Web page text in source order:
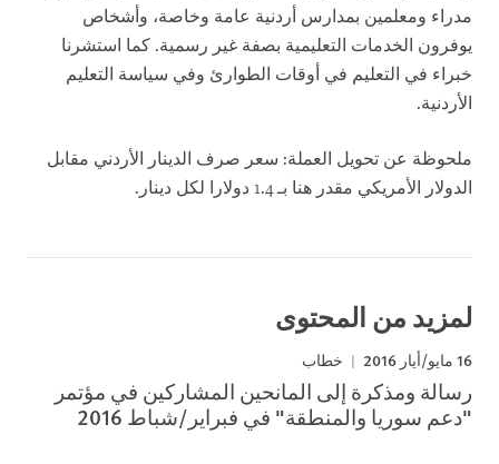
مدراء ومعلمين بمدارس أردنية عامة وخاصة، وأشخاص
يوفرون الخدمات التعليمية بصفة غير رسمية. كما استشرنا
خبراء في التعليم في أوقات الطوارئ وفي سياسة التعليم
الأردنية.
ملحوظة عن تحويل العملة: سعر صرف الدينار الأردني مقابل
الدولار الأمريكي مقدر هنا بـ 1.4 دولارا لكل دينار.
لمزيد من المحتوى
16 مايو/أيار 2016 خطاب
رسالة ومذكرة إلى المانحين المشاركين في مؤتمر
"دعم سوريا والمنطقة" في فبراير/شباط 2016